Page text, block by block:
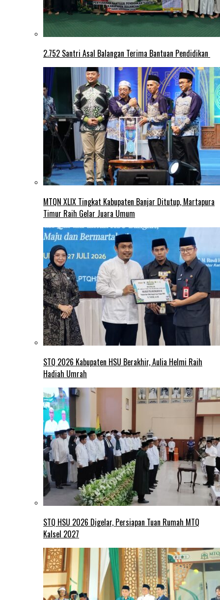
2.752 Santri Asal Balangan Terima Bantuan Pendidikan
MTQN XLIX Tingkat Kabupaten Banjar Ditutup, Martapura
Timur Raih Gelar Juara Umum
STQ 2026 Kabupaten HSU Berakhir, Aulia Helmi Raih
Hadiah Umrah
STQ HSU 2026 Digelar, Persiapan Tuan Rumah MTQ
Kalsel 2027